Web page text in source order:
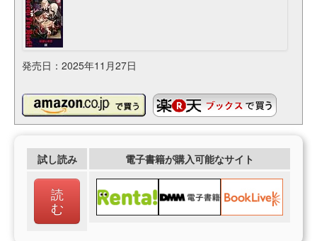
発売日：2025年11月27日
試し読み 電子書籍が購入可能なサイト
読
む